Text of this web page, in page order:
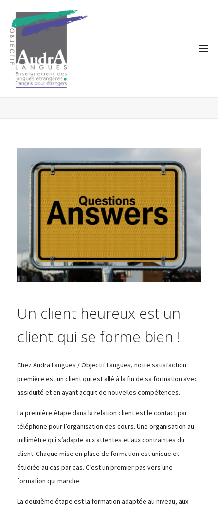
Un client heureux est un
client qui se forme bien !
Chez Audra Langues / Objectif Langues, notre satisfaction
première est un client qui est allé à la fin de sa formation avec
assiduité et en ayant acquit de nouvelles compétences.
La première étape dans la relation client est le contact par
téléphone pour l’organisation des cours. Une organisation au
millimètre qui s’adapte aux attentes et aux contraintes du
client. Chaque mise en place de formation est unique et
étudiée au cas par cas. C’est un premier pas vers une
formation qui marche.
La deuxième étape est la formation adaptée au niveau, aux